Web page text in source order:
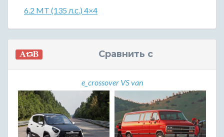
6.2 MT (135 л.с.) 4×4
Сравнить с
e_crossover VS van